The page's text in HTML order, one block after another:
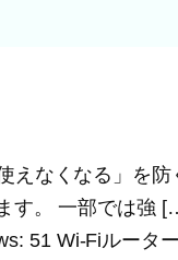
えなくなる」を
す。 一部では強
51 Wi-Fiルータ